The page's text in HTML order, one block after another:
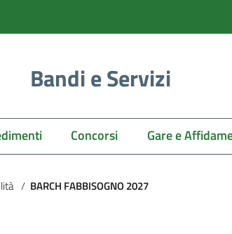
Bandi e Servizi
Concorsi Gare e
/ BARCH FABBISOGNO 2027